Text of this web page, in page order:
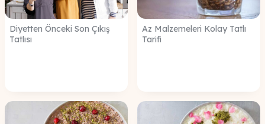
Diyetten Önceki Son Çıkış
Tatlısı
Az Malzemeleri Kolay Tatlı
Tarifi